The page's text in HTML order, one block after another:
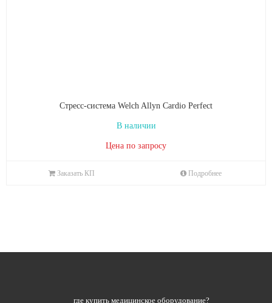
Стресс-система Welch Allyn Cardio Perfect
В наличии
Цена по запросу
Заказать КП Подробнее
где купить медицинское оборудование?